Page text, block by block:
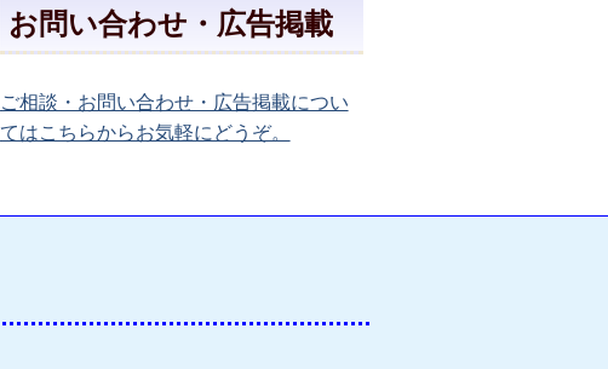
お問い合わせ・広告掲載
ご相談・お問い合わせ・広告掲載につい
てはこちらからお気軽にどうぞ。